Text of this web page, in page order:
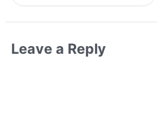
Leave a Reply